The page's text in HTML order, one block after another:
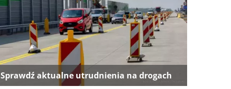
Sprawdź aktualne utrudnienia na drogach